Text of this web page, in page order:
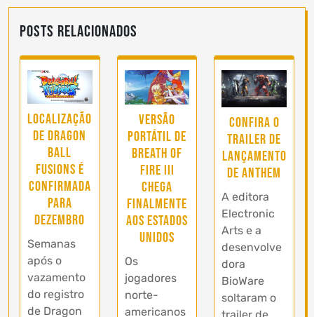
Posts Relacionados
Localização
de Dragon
Ball
Fusions é
confirmada
para
Dezembro
Semanas
após o
vazamento
do registro
de Dragon
Versão
portátil de
Breath of
Fire III
chega
finalmente
aos Estados
Unidos
Os
jogadores
norte-
americanos
Confira o
trailer de
lançamento
de Anthem
A editora
Electronic
Arts e a
desenvolve
dora
BioWare
soltaram o
trailer de